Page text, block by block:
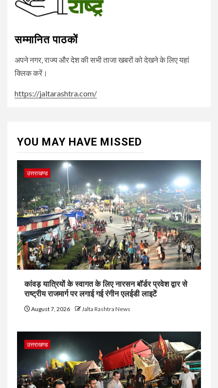
सम्मानित पाठकों
अपने नगर, राज्य और देश की सभी ताजा खबरों को देखने के लिए यहां
क्लिक करें।
https://jaltarashtra.com/
YOU MAY HAVE MISSED
उत्तराखण्ड
कांवड़ यात्रियों के स्वागत के लिए नारसन बॉर्डर प्रवेश द्वार से
राष्ट्रीय राजमार्ग पर लगाई गई रंगीन एलईडी लाइटें
August 7, 2026 Jalta Rashtra News
उत्तराखण्ड